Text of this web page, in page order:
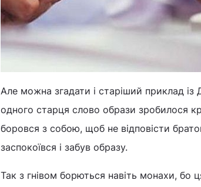
Але можна згадати і старіший приклад
одного старця слово образи зробилося
боровся з собою, щоб не відповісти
заспокоївся і забув образу.
Так з гнівом борються навіть монахи, бо